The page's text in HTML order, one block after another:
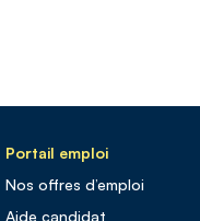
Portail emploi
Nos offres d’emploi
Aide candidat